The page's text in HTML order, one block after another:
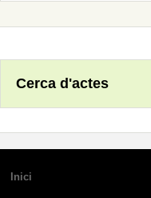
Cerca d'actes
Inici